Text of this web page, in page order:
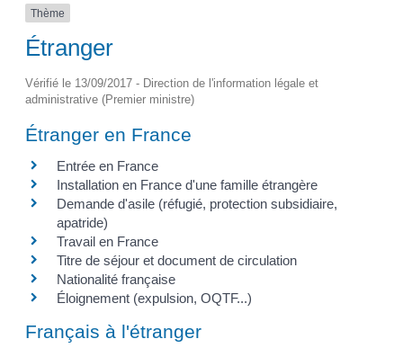
Thème
Étranger
Vérifié le 13/09/2017 - Direction de l'information légale et
administrative (Premier ministre)
Étranger en France
Entrée en France
Installation en France d'une famille étrangère
Demande d'asile (réfugié, protection subsidiaire,
apatride)
Travail en France
Titre de séjour et document de circulation
Nationalité française
Éloignement (expulsion, OQTF...)
Français à l'étranger